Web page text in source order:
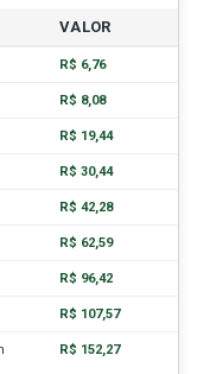
VALOR
R$ 6,76
R$ 8,08
R$ 19,44
R$ 30,44
R$ 42,28
R$ 62,59
R$ 96,42
R$ 107,57
R$ 152,27